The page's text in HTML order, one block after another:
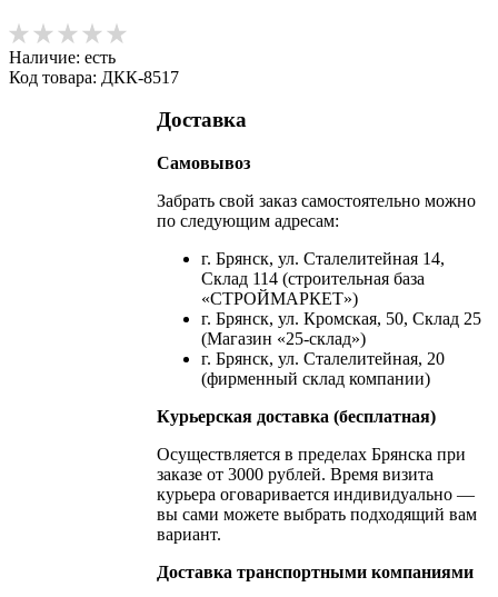
Наличие: есть
Код товара: ДКК-8517
Доставка
Самовывоз
Забрать свой заказ самостоятельно можно
по следующим адресам:
г. Брянск, ул. Сталелитейная 14,
Склад 114 (строительная база
«СТРОЙМАРКЕТ»)
г. Брянск, ул. Кромская, 50, Склад 25
(Магазин «25-склад»)
г. Брянск, ул. Сталелитейная, 20
(фирменный склад компании)
Курьерская доставка (бесплатная)
Осуществляется в пределах Брянска при
заказе от 3000 рублей. Время визита
курьера оговаривается индивидуально —
вы сами можете выбрать подходящий вам
вариант.
Доставка транспортными компаниями